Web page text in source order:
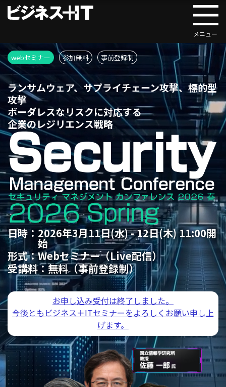
webセミナー 参加無料 事前登録制
ランサムウェア、サプライチェーン攻撃、標的型
攻撃
ボーダレスなリスクに対応する
企業のレジリエンス戦略
日時： 2026年3月11日(水) - 12日(木) 11:00開
始
形式：Webセミナー（Live配信）
受講料：無料（事前登録制）
お申し込み受付は終了しました。
今後ともビジネス＋ITセミナーをよろしくお願い申し上
げます。